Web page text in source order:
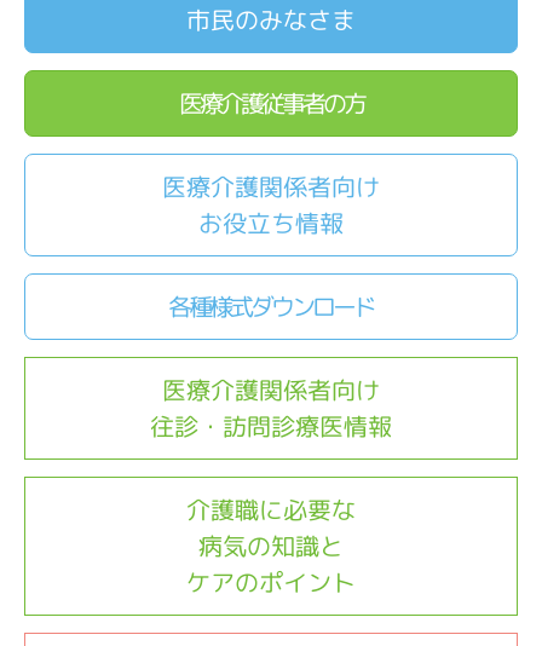
市民のみなさま
医療介護従事者の方
医療介護関係者向け
お役立ち情報
各種様式ダウンロード
医療介護関係者向け
往診・訪問診療医情報
介護職に必要な
病気の知識と
ケアのポイント